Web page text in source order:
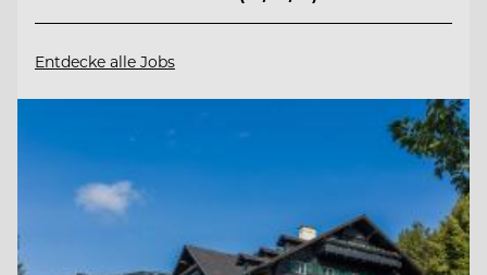
Entdecke alle Jobs